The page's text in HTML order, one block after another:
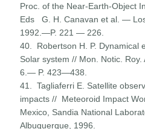
Proc. of the Near-Earth-Object
Eds G. H. Canavan et al. — Los
1992.—P. 221 — 226.
40. Robertson H. P. Dynamical
Solar system // Mon. Notic.
6.— P. 423—438.
41. Tagliaferri E. Satellite
impacts // Meteoroid Impact
Mexico, Sandia National
Albuquer­que, 1996.